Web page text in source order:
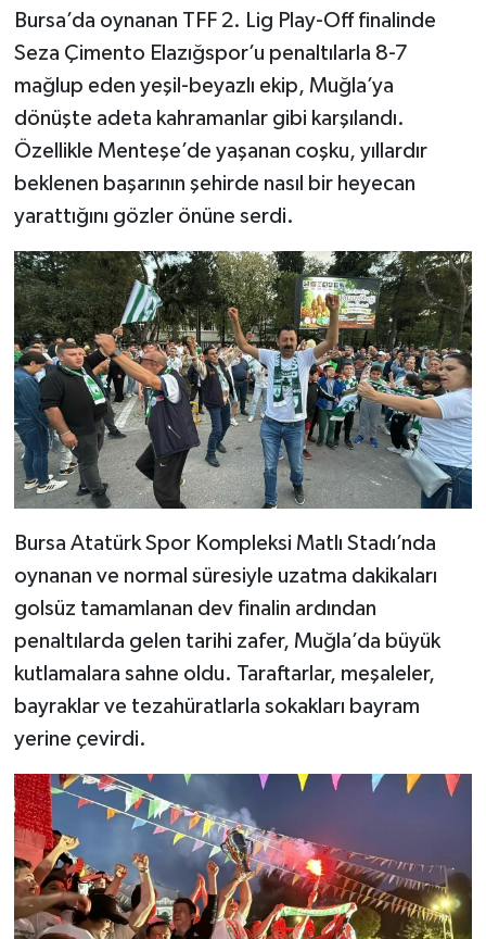
Bursa’da oynanan TFF 2. Lig Play-Off finalinde
Seza Çimento Elazığspor’u penaltılarla 8-7
mağlup eden yeşil-beyazlı ekip, Muğla’ya
dönüşte adeta kahramanlar gibi karşılandı.
Özellikle Menteşe’de yaşanan coşku, yıllardır
beklenen başarının şehirde nasıl bir heyecan
yarattığını gözler önüne serdi.
Bursa Atatürk Spor Kompleksi Matlı Stadı’nda
oynanan ve normal süresiyle uzatma dakikaları
golsüz tamamlanan dev finalin ardından
penaltılarda gelen tarihi zafer, Muğla’da büyük
kutlamalara sahne oldu. Taraftarlar, meşaleler,
bayraklar ve tezahüratlarla sokakları bayram
yerine çevirdi.